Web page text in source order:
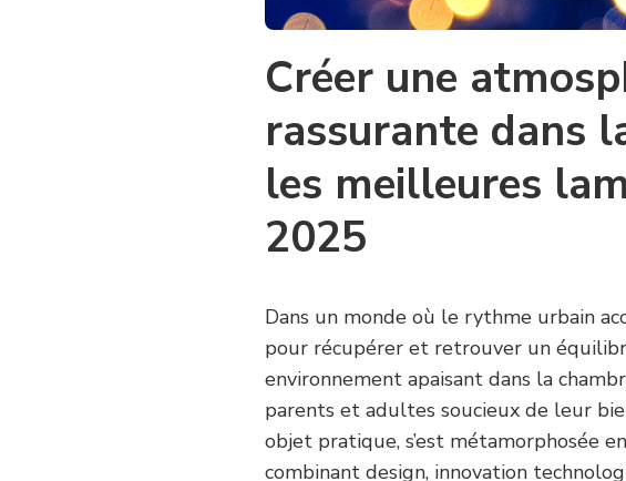
Créer une
rassurante dans
les meilleures
2025
Dans un monde où le rythme urbain
pour récupérer et retrouver un
environnement apaisant dans la
parents et adultes soucieux de leur
objet pratique, s’est métamorphosée
combinant design, innovation